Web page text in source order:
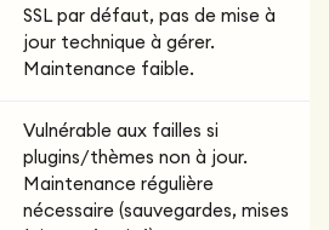
SSL par défaut, pas de mise à
jour technique à gérer.
Maintenance faible.
Vulnérable aux failles si
plugins/thèmes non à jour.
Maintenance régulière
nécessaire (sauvegardes, mises